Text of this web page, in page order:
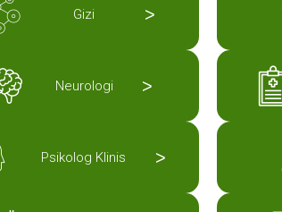
Gizi >
Neurologi >
Psikolog Klinis >